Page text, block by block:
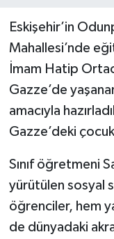
Eskişehir’in
Mahallesi’nde
İmam Hatip
Gazze’de
amacıyla
Gazze’deki
Sınıf öğretmeni
yürütülen sosyal
öğrenciler, hem
de dünyadaki